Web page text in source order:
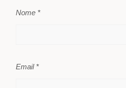
Nome *
Email *